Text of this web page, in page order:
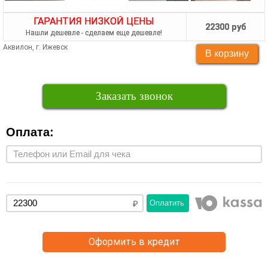
ГАРАНТИЯ НИЗКОЙ ЦЕНЫ
Нашли дешевле - сделаем еще дешевле!
22300 руб
Аквилон, г. Ижевск
Заказать звонок
Оплата:
Оплатить
Оформить в кредит